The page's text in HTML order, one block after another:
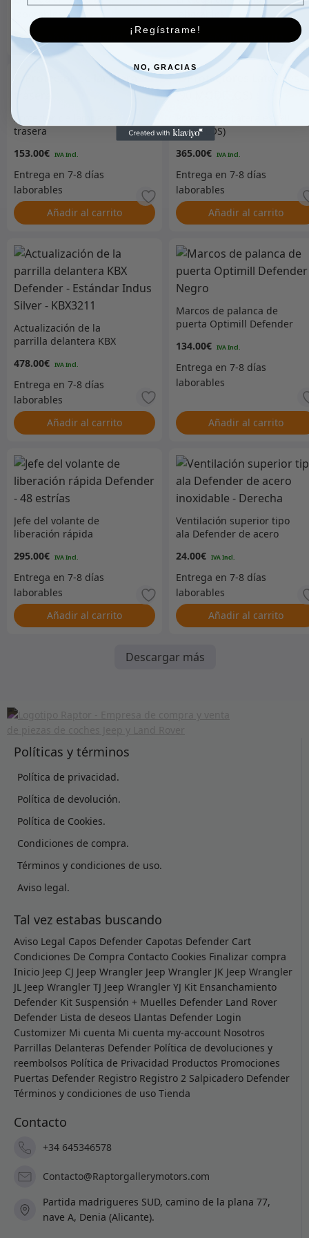
Protector de lámpara
trasera
153.00€
Añadir al carrito
MODELOS)
365.00€
Añadir al carrito
Actualización de la
parrilla delantera KBX
Indus Silver – KBX3211
478.00€
Añadir al carrito
Marcos de palanca de
puerta Optimill Defender
134.00€
Añadir al carrito
Jefe del volante de
liberación rápida
295.00€
Añadir al carrito
Ventilación superior tipo
ala Defender de acero
24.00€
Añadir al carrito
Descargar más
Políticas y términos
Política de privacidad.
Política de devolución.
Política de Cookies.
Condiciones de compra.
Términos y condiciones de uso.
Aviso legal.
Tal vez estabas buscando
Aviso Legal Capos Defender Capotas Defender Cart
Condiciones De Compra Contacto Cookies Finalizar compra
Inicio Jeep CJ Jeep Wrangler Jeep Wrangler JK Jeep Wrangler
JL Jeep Wrangler TJ Jeep Wrangler YJ Kit Ensanchamiento
Defender Kit Suspensión + Muelles Defender Land Rover
Defender Lista de deseos Llantas Defender Login
Customizer Mi cuenta Mi cuenta my-account Nosotros
Parrillas Delanteras Defender Política de devoluciones y
reembolsos Política de Privacidad Productos Promociones
Puertas Defender Registro Registro 2 Salpicadero Defender
Términos y condiciones de uso Tienda
Contacto
+34 645346578
Contacto@Raptorgallerymotors.com
Partida madrigueres SUD, camino de la plana 77,
nave A, Denia (Alicante).
¡Regístrame!
NO, GRACIAS